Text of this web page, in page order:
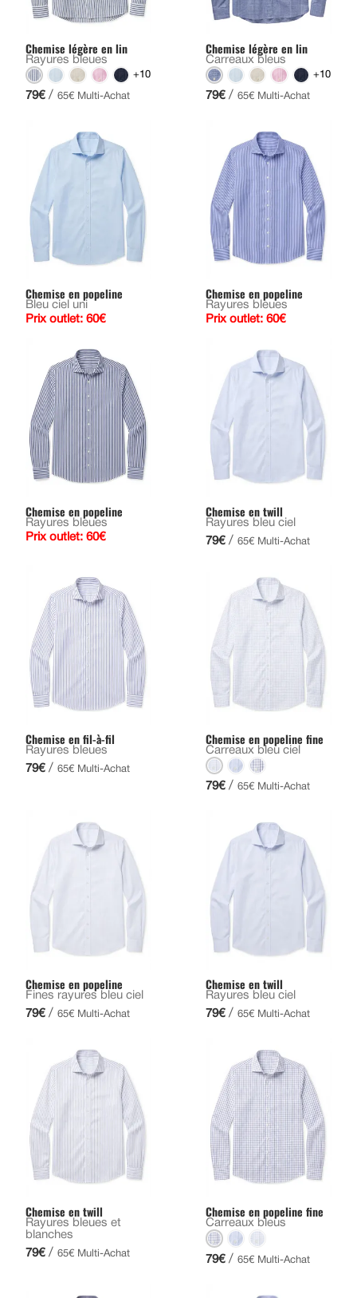
Chemise légère en lin
Rayures bleues
+10
79€ / 65€ Multi-Achat
Chemise légère en lin
Carreaux bleus
+10
79€ / 65€ Multi-Achat
Chemise en popeline
Bleu ciel uni
Prix outlet: 60€
Chemise en popeline
Rayures bleues
Prix outlet: 60€
Chemise en popeline
Rayures bleues
Prix outlet: 60€
Chemise en twill
Rayures bleu ciel
79€ / 65€ Multi-Achat
Chemise en fil-à-fil
Rayures bleues
79€ / 65€ Multi-Achat
Chemise en popeline fine
Carreaux bleu ciel
79€ / 65€ Multi-Achat
Chemise en popeline
Fines rayures bleu ciel
79€ / 65€ Multi-Achat
Chemise en twill
Rayures bleu ciel
79€ / 65€ Multi-Achat
Chemise en twill
Rayures bleues et
blanches
79€ / 65€ Multi-Achat
Chemise en popeline fine
Carreaux bleus
79€ / 65€ Multi-Achat